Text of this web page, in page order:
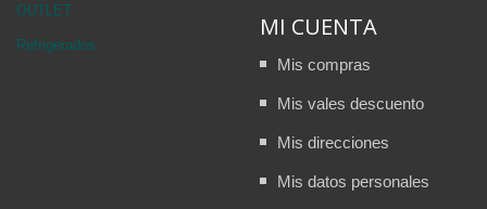
OUTLET
Refrigerados
MI CUENTA
Mis compras
Mis vales descuento
Mis direcciones
Mis datos personales